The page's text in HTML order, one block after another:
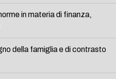
in materia di finanza,
della famiglia e di contrasto